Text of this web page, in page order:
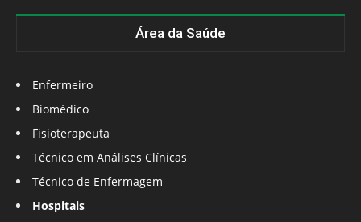
Área da Saúde
Enfermeiro
Biomédico
Fisioterapeuta
Técnico em Análises Clínicas
Técnico de Enfermagem
Hospitais